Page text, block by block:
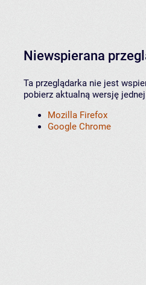
Niewspierana
Ta przeglądarka nie jest
pobierz aktualną wersję
Mozilla Firefox
Google Chrome